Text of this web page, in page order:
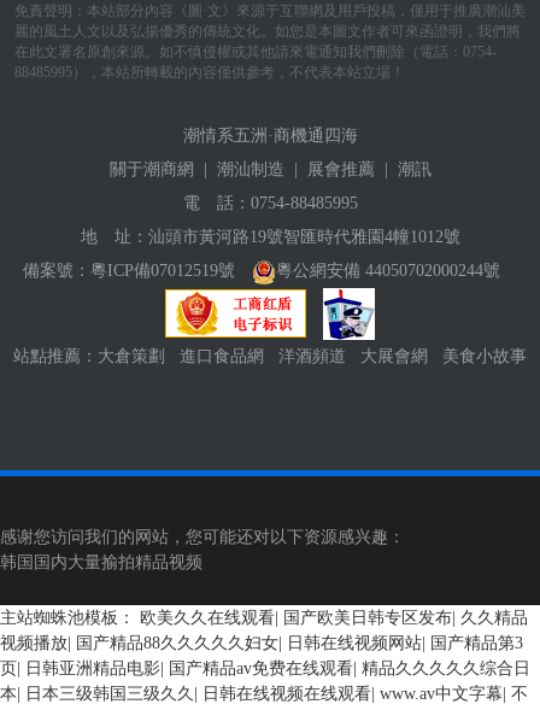
免責聲明： 本站部分內容《圖·文》來源于互聯網及用戶投稿，僅用于推廣潮汕美
麗的風土人文以及弘揚優秀的傳統文化。如您是本圖文作者可來函證明，我們將
在此文署名原創來源。如不慎侵權或其他請來電通知我們刪除（電話：0754-
88485995），本站所轉載的內容僅供參考，不代表本站立場！
潮情系五洲·商機通四海
關于潮商網
潮汕制造 展會推薦
潮訊
電 話： 0754-88485995
地 址：汕頭市黃河路19號智匯時代雅園4幢1012號
備案號： 粵ICP備07012519號 粵公網安備 44050702000244號
站點推薦： 大倉策劃 進口食品網 洋酒頻道 大展會網 美食小故事
感谢您访问我们的网站，您可能还对以下资源感兴趣：
韩国国内大量揄拍精品视频
主站蜘蛛池模板： 欧美久久在线观看 国产欧美日韩专区发布 久久精品
视频播放
国产精品88久久久久久妇女 日韩在线视频网站
国产精品第3
页
日韩亚洲精品电影 国产精品av免费在线观看 精品久久久久久综合日
本
日本三级韩国三级久久 日韩在线视频在线观看 www.av中文字幕 不